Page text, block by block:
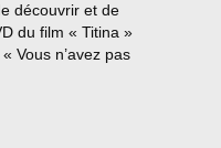
découvrir et de
du film « Titina »
Vous n’avez pas
paisiblement à
chien